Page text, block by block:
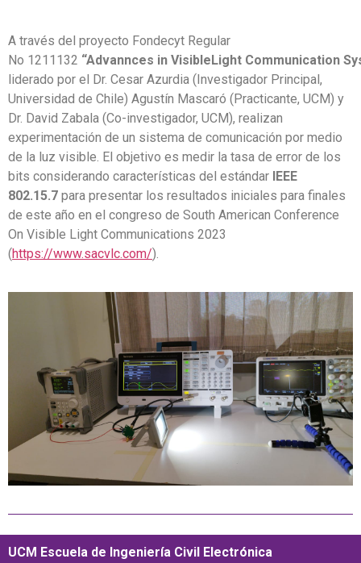
A través del proyecto Fondecyt Regular
No 1211132 “Advannces in VisibleLight Communication
liderado por el Dr. Cesar Azurdia (Investigador Principal,
Universidad de Chile) Agustín Mascaró (Practicante, UCM) y
Dr. David Zabala (Co-investigador, UCM), realizan
experimentación de un sistema de comunicación por medio
de la luz visible. El objetivo es medir la tasa de error de los
bits considerando características del estándar IEEE
802.15.7 para presentar los resultados iniciales para finales
de este año en el congreso de South American Conference
On Visible Light Communications 2023
(https://www.sacvlc.com/).
UCM Escuela de Ingeniería Civil Electrónica